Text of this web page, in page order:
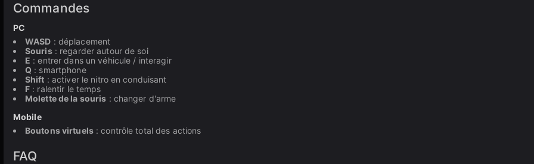
Commandes
PC
WASD : déplacement
Souris: regarder autour de soi
E : entrer dans un véhicule / interagir
Q : smartphone
Shift : activer le nitro en conduisant
F : ralentir le temps
Molette de la souris : changer d'arme
Mobile
Boutons virtuels: contrôle total des actions
FAQ